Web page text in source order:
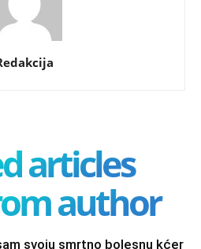
articles
author
svoju smrtno bolesnu kćer